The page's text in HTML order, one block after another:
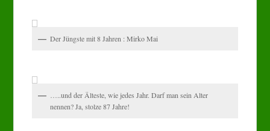
Der Jüngste mit 8 Jahren : Mirko Mai
…..und der Älteste, wie jedes Jahr. Darf man sein Alter
nennen? Ja, stolze 87 Jahre!